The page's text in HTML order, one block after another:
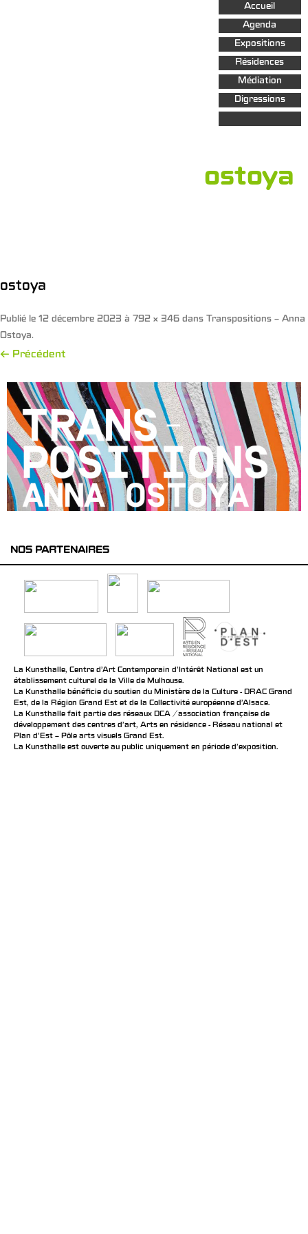
Aller au
contenu
principal
Accueil
Agenda
Expositions
Résidences
Médiation
Digressions
ostoya
ostoya
Publié le 12 décembre 2023 à 792 × 346 dans Transpositions – Anna
Ostoya.
← Précédent
NOS PARTENAIRES
La Kunsthalle, Centre d’Art Contemporain d’Intérêt National est un
établissement culturel de la Ville de Mulhouse.
La Kunsthalle bénéficie du soutien du Ministère de la Culture - DRAC Grand
Est, de la Région Grand Est et de la Collectivité européenne d’Alsace.
La Kunsthalle fait partie des réseaux DCA / association française de
développement des centres d'art, Arts en résidence - Réseau national et
Plan d’Est – Pôle arts visuels Grand Est.
La Kunsthalle est ouverte au public uniquement en période d'exposition.